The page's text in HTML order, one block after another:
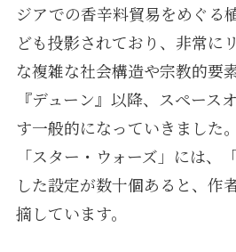
ジアでの香辛料貿易をめぐる
ども投影されており、非常に
な複雑な社会構造や宗教的要
『デューン』以降、スペース
す一般的になっていきました
「スター・ウォーズ」には、
した設定が数十個あると、作
摘しています。